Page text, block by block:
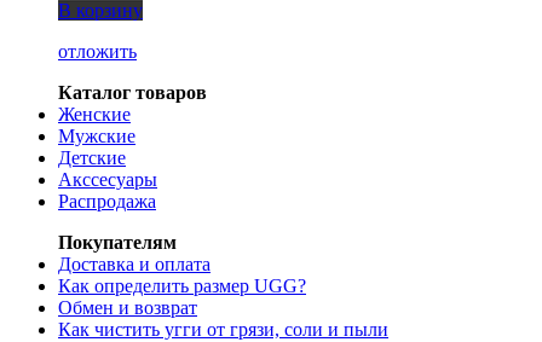
В корзину
отложить
Каталог товаров
Женские
Мужские
Детские
Акссесуары
Распродажа
Покупателям
Доставка и оплата
Как определить размер UGG?
Обмен и возврат
Как чистить угги от грязи, соли и пыли